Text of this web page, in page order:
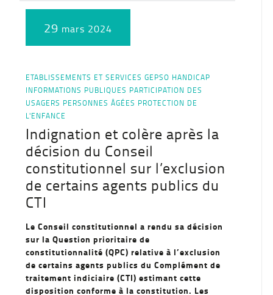
29 mars 2024
ETABLISSEMENTS ET SERVICES GEPSO HANDICAP
INFORMATIONS PUBLIQUES PARTICIPATION DES
USAGERS PERSONNES ÂGÉES PROTECTION DE
L'ENFANCE
Indignation et colère après la
décision du Conseil
constitutionnel sur l’exclusion
de certains agents publics du
CTI
Le Conseil constitutionnel a rendu sa décision
sur la Question prioritaire de
constitutionnalité (QPC) relative à l’exclusion
de certains agents publics du Complément de
traitement indiciaire (CTI) estimant cette
disposition conforme à la constitution. Les